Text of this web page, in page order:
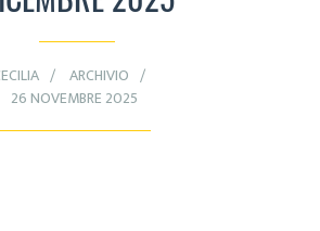
ARCHIVIO
26 NOVEMBRE 2025